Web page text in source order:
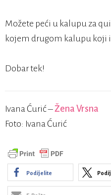
Možete peći u kalupu za
kojem drugom kalupu koji
Dobar tek!
Ivana Ćurić –Žena Vrsna
Foto: Ivana Ćurić
Podijelite